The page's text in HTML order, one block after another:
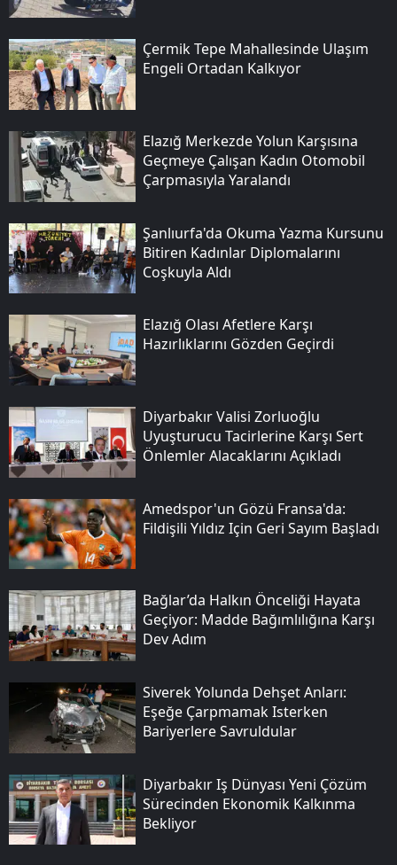
Çermik Tepe Mahallesinde Ulaşım
Engeli Ortadan Kalkıyor
Elazığ Merkezde Yolun Karşısına
Geçmeye Çalışan Kadın Otomobil
Çarpmasıyla Yaralandı
Şanlıurfa'da Okuma Yazma Kursunu
Bitiren Kadınlar Diplomalarını
Coşkuyla Aldı
Elazığ Olası Afetlere Karşı
Hazırlıklarını Gözden Geçirdi
Diyarbakır Valisi Zorluoğlu
Uyuşturucu Tacirlerine Karşı Sert
Önlemler Alacaklarını Açıkladı
Amedspor'un Gözü Fransa'da:
Fildişili Yıldız Için Geri Sayım Başladı
Bağlar’da Halkın Önceliği Hayata
Geçiyor: Madde Bağımlılığına Karşı
Dev Adım
Siverek Yolunda Dehşet Anları:
Eşeğe Çarpmamak Isterken
Bariyerlere Savruldular
Diyarbakır Iş Dünyası Yeni Çözüm
Sürecinden Ekonomik Kalkınma
Bekliyor